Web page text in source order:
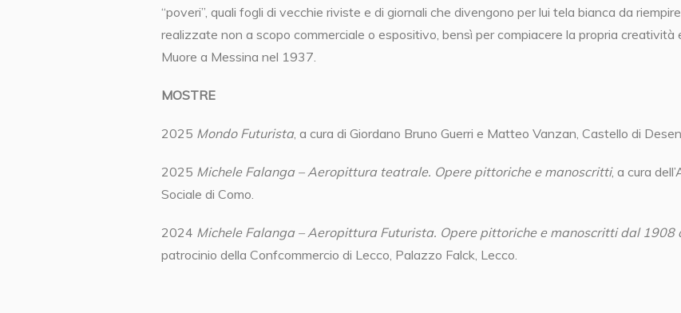
“poveri”, quali fogli di vecchie riviste e di giornali che divengono per lui tela bianca da
realizzate non a scopo commerciale o espositivo, bensì per compiacere la propria creatività
Muore a Messina nel 1937.
MOSTRE
2025 Mondo Futurista, a cura di Giordano Bruno Guerri e Matteo Vanzan, Castello di
2025 Michele Falanga – Aeropittura teatrale. Opere pittoriche e manoscritti, a cura
Sociale di Como.
2024 Michele Falanga – Aeropittura Futurista. Opere pittoriche e manoscritti dal 1908
patrocinio della Confcommercio di Lecco, Palazzo Falck, Lecco.